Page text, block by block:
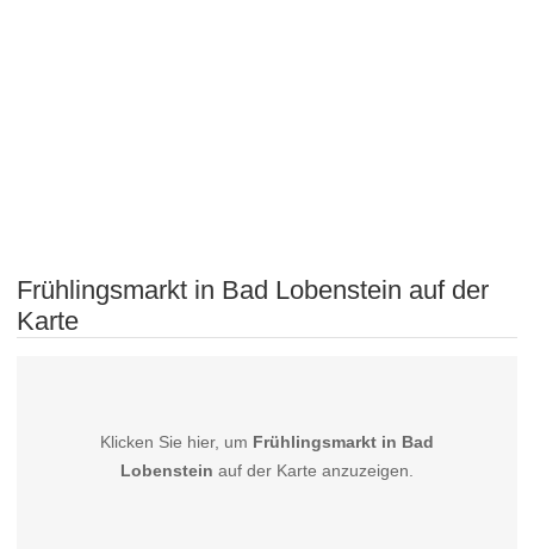
Frühlingsmarkt in Bad Lobenstein auf der
Karte
Klicken Sie hier, um Frühlingsmarkt in Bad
Lobenstein auf der Karte anzuzeigen.